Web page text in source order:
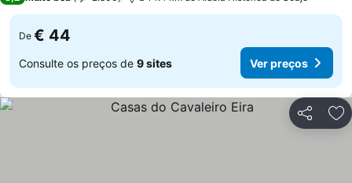
De € 44
Consulte os preços de 9 sites Ver preços
Partilhar